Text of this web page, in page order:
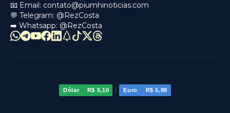
📧 Email: contato@piumhinoticias.com
💬 Telegram: @RezCosta
➡️ Whatsapp: @RezCosta
Dólar R$ 5,10 Euro R$ 5,88